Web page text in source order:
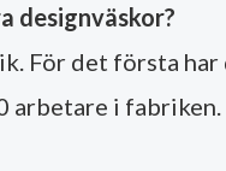
designväskor?
För det första
arbetare i